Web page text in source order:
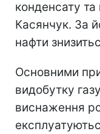
конденсату та
Касянчук. За
нафти
Основними
видобутку
виснаження